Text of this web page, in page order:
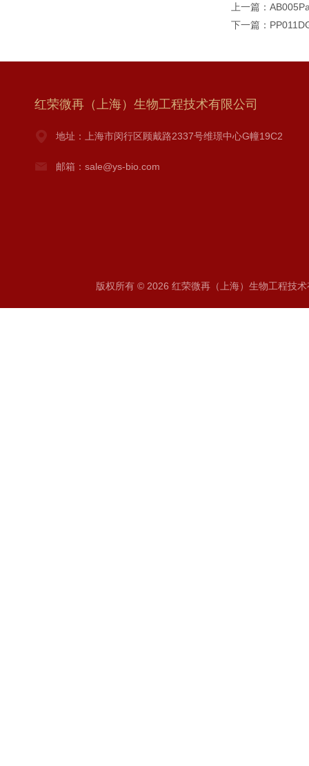
上一篇：
下一篇：
红荣微再（上海）生物工程技术有限公司
地址：上海市闵行区顾戴路2337号维璟中心G幢19C2
邮箱：sale@ys-bio.com
版权所有 © 2026 红荣微再（上海）生物工程技